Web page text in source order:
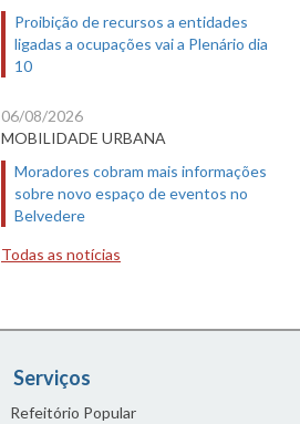
Proibição de recursos a entidades
ligadas a ocupações vai a Plenário dia
10
06/08/2026
MOBILIDADE URBANA
Moradores cobram mais informações
sobre novo espaço de eventos no
Belvedere
Todas as notícias
Serviços
Refeitório Popular